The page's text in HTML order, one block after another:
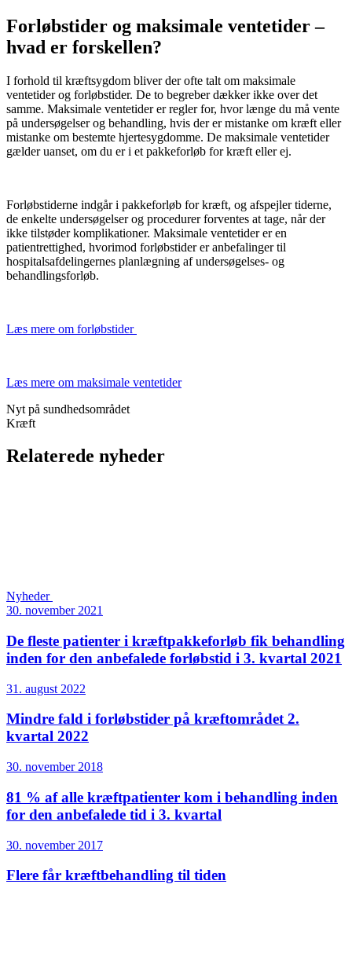
Forløbstider og maksimale ventetider –
hvad er forskellen?
I forhold til kræftsygdom bliver der ofte talt om maksimale
ventetider og forløbstider. De to begreber dækker ikke over det
samme. Maksimale ventetider er regler for, hvor længe du må vente
på undersøgelser og behandling, hvis der er mistanke om kræft eller
mistanke om bestemte hjertesygdomme. De maksimale ventetider
gælder uanset, om du er i et pakkeforløb for kræft eller ej.
Forløbstiderne indgår i pakkeforløb for kræft, og afspejler tiderne,
de enkelte undersøgelser og procedurer forventes at tage, når der
ikke tilstøder komplikationer. Maksimale ventetider er en
patientrettighed, hvorimod forløbstider er anbefalinger til
hospitalsafdelingernes planlægning af undersøgelses- og
behandlingsforløb.
Læs mere om forløbstider
Læs mere om maksimale ventetider
Nyt på sundhedsområdet
Kræft
Relaterede nyheder
Nyheder
30. november 2021
De fleste patienter i kræftpakkeforløb fik behandling
inden for den anbefalede forløbstid i 3. kvartal 2021
31. august 2022
Mindre fald i forløbstider på kræftområdet 2.
kvartal 2022
30. november 2018
81 % af alle kræftpatienter kom i behandling inden
for den anbefalede tid i 3. kvartal
30. november 2017
Flere får kræftbehandling til tiden